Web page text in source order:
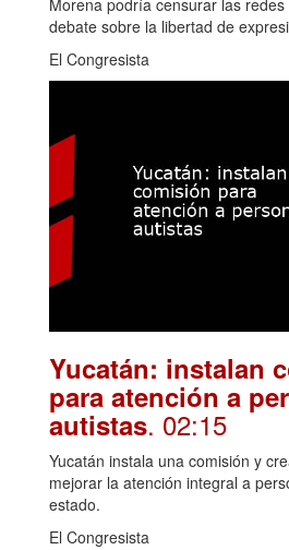
debate sobre la libertad de
El Congresista
Yucatán: instalan
para atención a
autistas. 02:15
Yucatán instala una comisión y
mejorar la atención integral a
estado.
El Congresista